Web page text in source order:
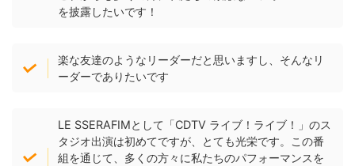
を披露したいです！
楽な友達のようなリーダーだと思いますし、そんなリ
ーダーでありたいです
LE SSERAFIMとして「CDTV ライブ！ライブ！」のス
タジオ出演は初めてですが、とても光栄です。この番
組を通じて、多くの方々に私たちのパフォーマンスを